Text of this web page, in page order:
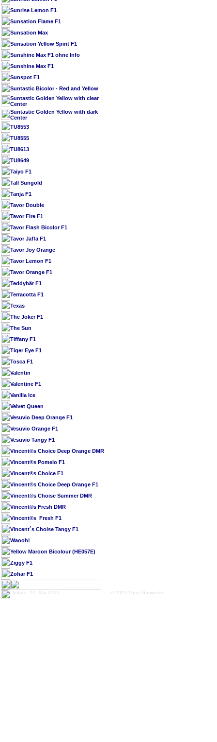
Sunrise Lemon F1
Sunsation Flame F1
Sunsation Max
Sunsation Yellow Spirit F1
Sunshine Max F1 ohne Info
Sunshine Max F1
Sunspot F1
Suntastic Bicolor - Red and Yellow
Suntastic Golden Yellow with clear
Center
Suntastic Golden Yellow with dark
Center
TU8553
TU8555
TU8613
TU8649
Taiyo F1
Tall Sungold
Tanja F1
Tavor Double
Tavor Fire F1
Tavor Flash Bicolor F1
Tavor Jaffa F1
Tavor Joy Orange
Tavor Lemon F1
Tavor Orange F1
Teddybär F1
Terracotta F1
Texas
The Joker F1
The Sun
Tiffany F1
Tiger Eye F1
Tosca F1
Valentin
Valentine F1
Vanilla Ice
Velvet Queen
Vesuvio Deep Orange F1
Vesuvio Orange F1
Vesuvio Tangy F1
Vincent®s Choice Deep Orange DMR
Vincent®s Pomelo F1
Vincent®s Choice F1
Vincent®s Choice Deep Orange F1
Vincent®s Choise Summer DMR
Vincent®s Fresh DMR
Vincent®s Fresh F1
Vincent´s Choise Tangy F1
Waooh!
Yellow Maroon Bicolour (HE057E)
Ziggy F1
Zohar F1
Update: 27. Mär 2025 © 2025 Theo Gauweiler